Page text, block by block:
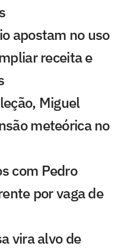
apostam no uso
receita e
Miguel
meteórica no
com Pedro
por vaga de
vira alvo de